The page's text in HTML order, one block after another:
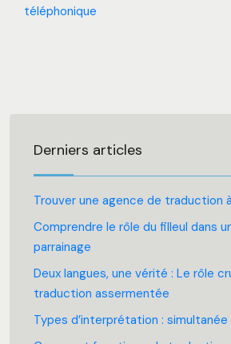
téléphonique
Derniers articles
Trouver une agence de traduction
Comprendre le rôle du filleul dans
parrainage
Deux langues, une vérité : Le rôle
traduction assermentée
Types d’interprétation :